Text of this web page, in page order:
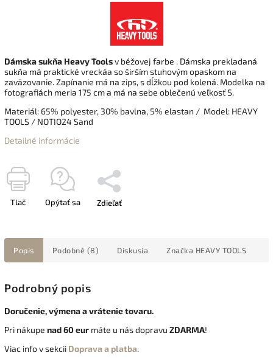
Dámska sukňa Heavy Toolsv béžovej farbe . Dámska prekladaná
sukňa má praktické vreckáa so širším stuhovým opaskom na
zaväzovanie. Zapínanie má na zips, s dĺžkou pod kolená. Modelka na
fotografiách meria 175 cm a má na sebe oblečenú veľkosť S.
Materiál: 65% polyester, 30% bavlna, 5% elastan / Model: HEAVY
TOOLS / NOTIO24 Sand
Detailné informácie
Tlač Opýtať sa Zdieľať
Popis Podobné (8) Diskusia Značka HEAVY TOOLS
Podrobný popis
Doručenie, výmena a vrátenie tovaru.
Pri nákupe nad 60 eur máte u nás dopravu ZDARMA!
Viac info v sekcii Doprava a platba.